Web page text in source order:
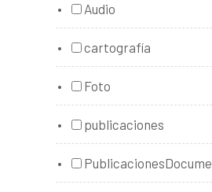
Audio
cartografía
Foto
publicaciones